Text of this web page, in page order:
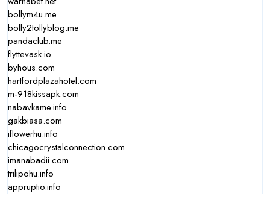
bollym4u.me
bolly2tollyblog.me
pandaclub.me
flyttevask.io
byhous.com
hartfordplazahotel.com
m-918kissapk.com
nabavkame.info
gakbiasa.com
iflowerhu.info
chicagocrystalconnection.com
imanabadii.com
trilipohu.info
appruptio.info